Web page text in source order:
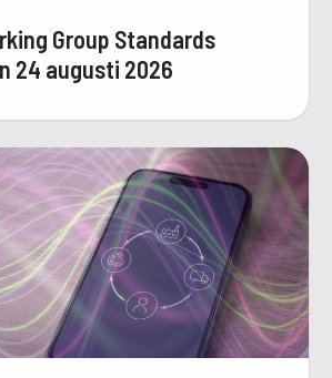
Group Standards
24 augusti 2026